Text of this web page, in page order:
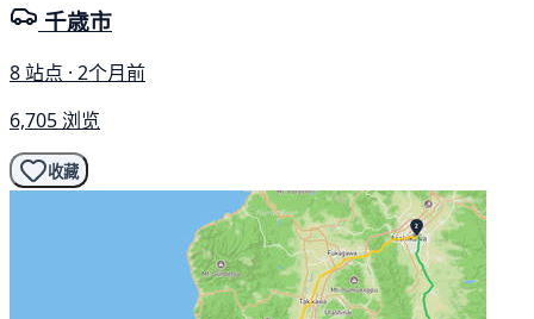
千歳市
8 站点 · 2个月前
6,705 浏览
收藏